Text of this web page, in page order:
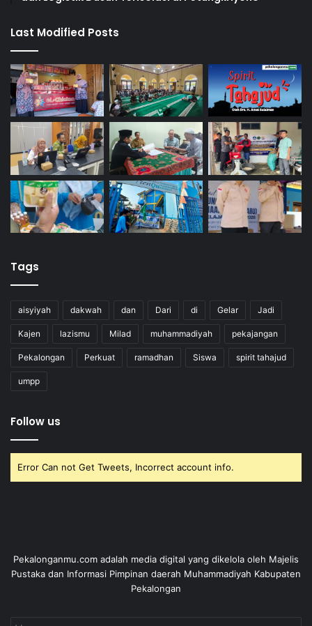
Last Modified Posts
Tags
aisyiyah dakwah dan Dari di Gelar Jadi
Kajen lazismu Milad muhammadiyah pekajangan
Pekalongan Perkuat ramadhan Siswa spirit tahajud
umpp
Follow us
Error Can not Get Tweets, Incorrect account info.
Pekalonganmu.com adalah media digital yang dikelola oleh Majelis
Pustaka dan Informasi Pimpinan daerah Muhammadiyah Kabupaten
Pekalongan